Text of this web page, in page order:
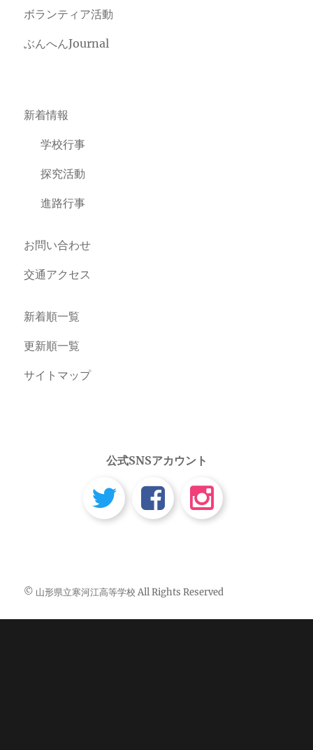
ボランティア活動
ぶんへんJournal
新着情報
学校行事
探究活動
進路行事
お問い合わせ
交通アクセス
新着順一覧
更新順一覧
サイトマップ
公式SNSアカウント
© 山形県立寒河江高等学校 All Rights Reserved